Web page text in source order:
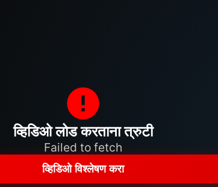
व्हिडिओ लोड करताना त्रुटी
Failed to fetch
व्हिडिओ विश्लेषण करा